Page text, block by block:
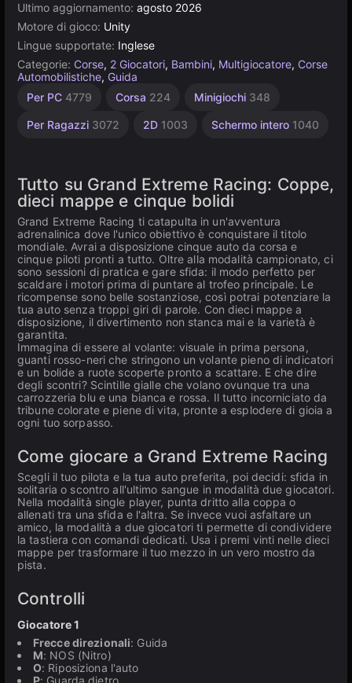
Ultimo aggiornamento: agosto 2026
Motore di gioco: Unity
Lingue supportate: Inglese
Categorie: Corse, 2 Giocatori, Bambini, Multigiocatore, Corse
Automobilistiche, Guida
Per PC 4779 Corsa 224 Minigiochi 348
Per Ragazzi 3072 2D 1003 Schermo intero 1040
Addictive
Emozionanti
Veicoli
Senza
2845
Drag
213
Sfide
Agility
Desktop
Alta
3569
Semplici
Pianoforte
Unity
3172
Tutto su Grand Extreme Racing: Coppe,
dieci mappe e cinque bolidi
Grand Extreme Racing ti catapulta in un'avventura
adrenalinica dove l'unico obiettivo è conquistare il titolo
mondiale. Avrai a disposizione cinque auto da corsa e
cinque piloti pronti a tutto. Oltre alla modalità campionato, ci
sono sessioni di pratica e gare sfida: il modo perfetto per
scaldare i motori prima di puntare al trofeo principale. Le
ricompense sono belle sostanziose, così potrai potenziare la
tua auto senza troppi giri di parole. Con dieci mappe a
disposizione, il divertimento non stanca mai e la varietà è
garantita.
Immagina di essere al volante: visuale in prima persona,
guanti rosso-neri che stringono un volante pieno di indicatori
e un bolide a ruote scoperte pronto a scattare. E che dire
degli scontri? Scintille gialle che volano ovunque tra una
carrozzeria blu e una bianca e rossa. Il tutto incorniciato da
tribune colorate e piene di vita, pronte a esplodere di gioia a
ogni tuo sorpasso.
Come giocare a Grand Extreme Racing
Scegli il tuo pilota e la tua auto preferita, poi decidi: sfida in
solitaria o scontro all'ultimo sangue in modalità due giocatori.
Nella modalità single player, punta dritto alla coppa o
allenati tra una sfida e l'altra. Se invece vuoi asfaltare un
amico, la modalità a due giocatori ti permette di condividere
la tastiera con comandi dedicati. Usa i premi vinti nelle dieci
mappe per trasformare il tuo mezzo in un vero mostro da
pista.
Controlli
Giocatore 1
Frecce direzionali: Guida
M: NOS (Nitro)
O: Riposiziona l'auto
P: Guarda dietro